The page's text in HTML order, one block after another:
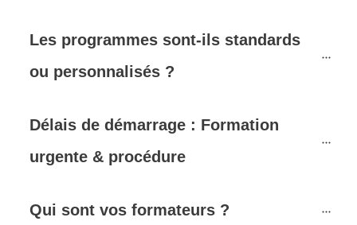
Les programmes sont-ils standards
ou personnalisés ?
Délais de démarrage : Formation
urgente & procédure
Qui sont vos formateurs ?